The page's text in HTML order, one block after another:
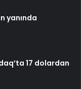
yanında
17 dolardan